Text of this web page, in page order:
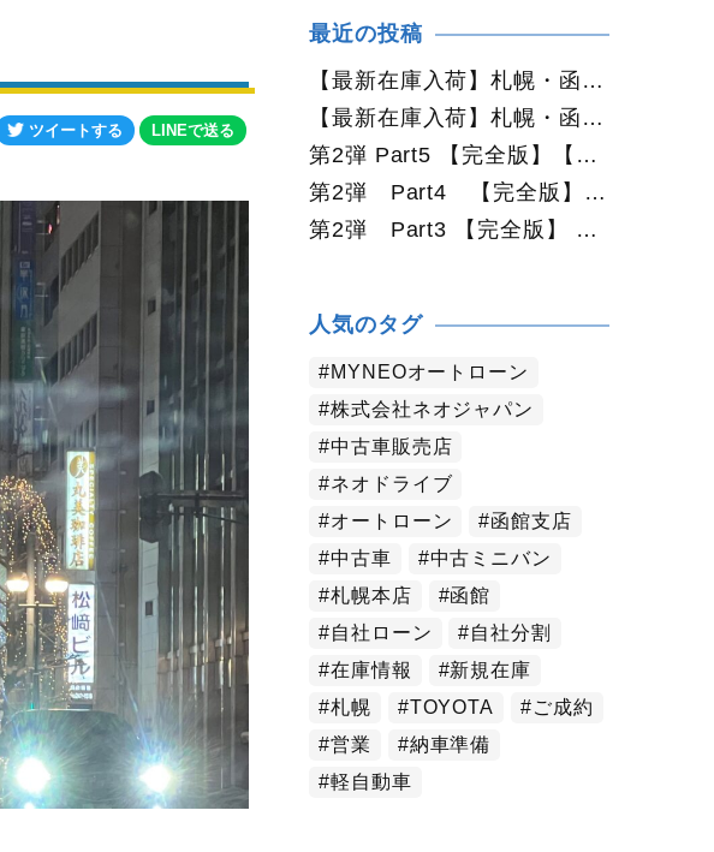
ツイートする LINEで送る
最近の投稿
【最新在庫入荷】札幌・函館で人気の中古車が続々入庫中｜早い者勝ち！【トヨタ ヴォクシー2.0ZS煌Ⅱ 4WD】
【最新在庫入荷】札幌・函館で人気の中古車が続々入庫中｜早い者勝ち！【ダイハツ タント660カスタムX 4WD】
第2弾 Part5 【完全版】【2026年最新版】札幌で中古車を買うなら何月がおすすめ？狙い目の時期・冬前に買うメリットを徹底解説
第2弾 Part4 【完全版】 【2026年最新版】札幌で中古車を買うなら2WDと4WDどっち？北海道の雪道・燃費・価格・維持費を徹底比較
第2弾 Part3 【完全版】 【2026年最新版】札幌で軽自動車を持つと月々いくら？維持費・ガソリン・保険・車検・冬タイヤまで徹底解説
人気のタグ
MYNEOオートローン
株式会社ネオジャパン
中古車販売店
ネオドライブ
オートローン
函館支店
中古車
中古ミニバン
札幌本店
函館
自社ローン
自社分割
在庫情報
新規在庫
札幌
TOYOTA
ご成約
営業
納車準備
軽自動車